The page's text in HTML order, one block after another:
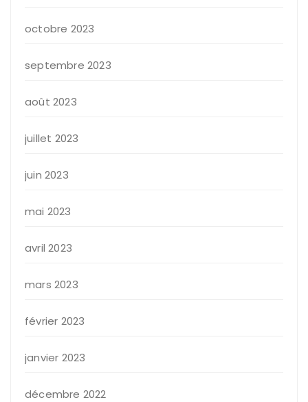
octobre 2023
septembre 2023
août 2023
juillet 2023
juin 2023
mai 2023
avril 2023
mars 2023
février 2023
janvier 2023
décembre 2022